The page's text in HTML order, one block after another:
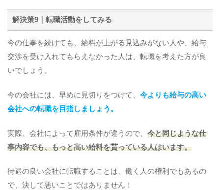
解決策9｜転職活動をしてみる
今の仕事を続けても、給料が上がる見込みがない人や、給与
交渉を受け入れてもらえなかった人は、転職を考えた方が良
いでしょう。
今の会社には、早めに見切りをつけて、 今よりも給与の高い
会社への転職を目指しましょう。
実際、会社によって雇用条件が違うので、 今と同じような仕
事内容でも、もっと高い給料を貰っている人はいます。
待遇の良い会社に転職することは、働く人の権利でもあるの
で、決して悪いことではありません！